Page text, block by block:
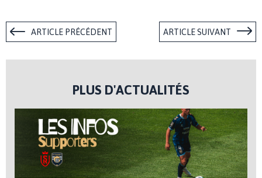
ARTICLE PRÉCÉDENT ARTICLE SUIVANT
PLUS D'ACTUALITÉS